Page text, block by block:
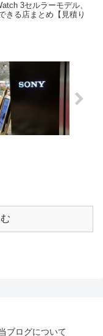
3セルラーモデル、
きる店まとめ【見積り
ブログについて